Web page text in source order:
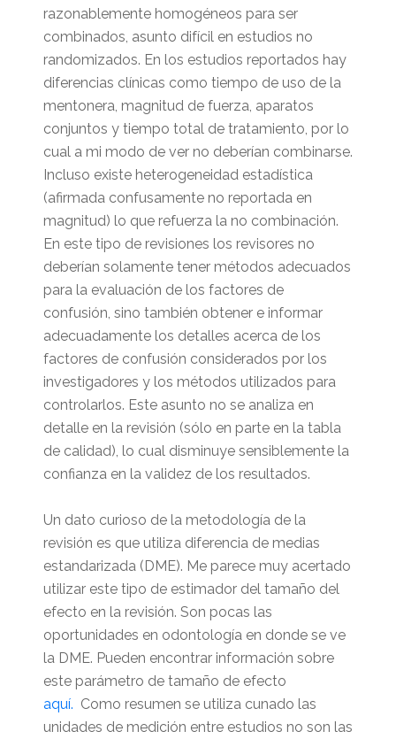
razonablemente homogéneos para ser
combinados, asunto difícil en estudios no
randomizados. En los estudios reportados hay
diferencias clínicas como tiempo de uso de la
mentonera, magnitud de fuerza, aparatos
conjuntos y tiempo total de tratamiento, por lo
cual a mi modo de ver no deberían combinarse.
Incluso existe heterogeneidad estadística
(afirmada confusamente no reportada en
magnitud) lo que refuerza la no combinación.
En este tipo de revisiones los revisores no
deberían solamente tener métodos adecuados
para la evaluación de los factores de
confusión, sino también obtener e informar
adecuadamente los detalles acerca de los
factores de confusión considerados por los
investigadores y los métodos utilizados para
controlarlos. Este asunto no se analiza en
detalle en la revisión (sólo en parte en la tabla
de calidad), lo cual disminuye sensiblemente la
confianza en la validez de los resultados.
Un dato curioso de la metodología de la
revisión es que utiliza diferencia de medias
estandarizada (DME). Me parece muy acertado
utilizar este tipo de estimador del tamaño del
efecto en la revisión. Son pocas las
oportunidades en odontología en donde se ve
la DME. Pueden encontrar información sobre
este parámetro de tamaño de efecto
aquí. Como resumen se utiliza cunado las
unidades de medición entre estudios no son las